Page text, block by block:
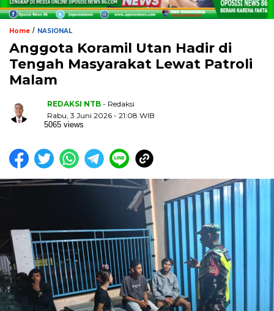
Home / NASIONAL
‎Anggota Koramil Utan Hadir di
Tengah Masyarakat Lewat Patroli
Malam
REDAKSI NTB - Redaksi
Rabu, 3 Juni 2026 - 21:08 WIB
5065 views